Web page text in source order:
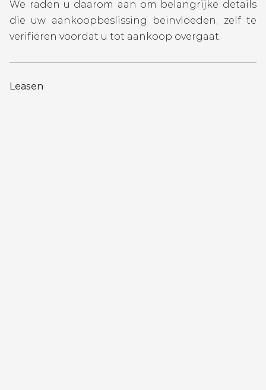
We raden u daarom aan om belangrijke details
die uw aankoopbeslissing beïnvloeden, zelf te
verifiëren voordat u tot aankoop overgaat.
Leasen